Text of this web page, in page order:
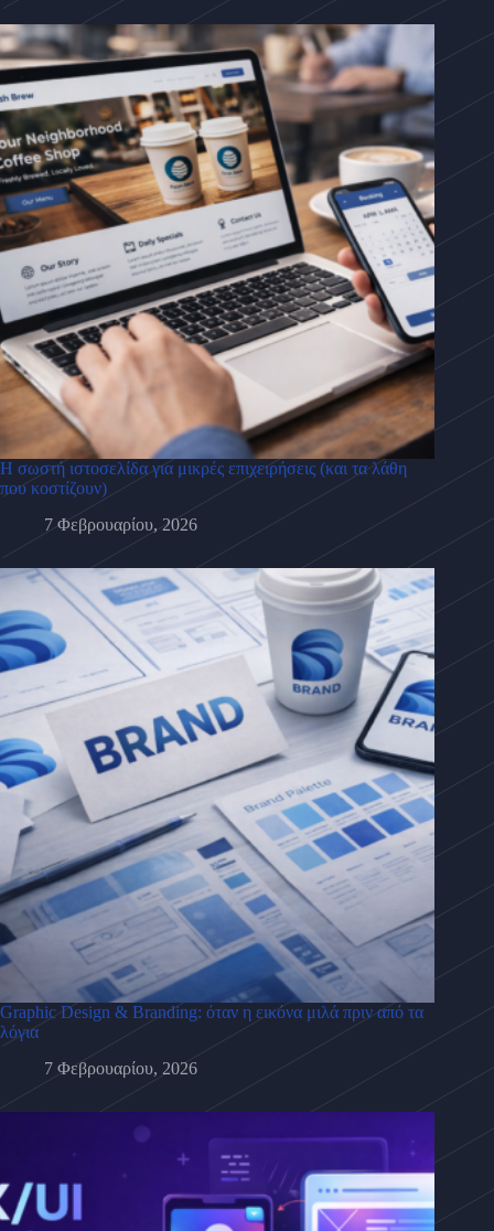
Η σωστή ιστοσελίδα για μικρές επιχειρήσεις (και τα λάθη
που κοστίζουν)
7 Φεβρουαρίου, 2026
Graphic Design & Branding: όταν η εικόνα μιλά πριν από τα
λόγια
7 Φεβρουαρίου, 2026